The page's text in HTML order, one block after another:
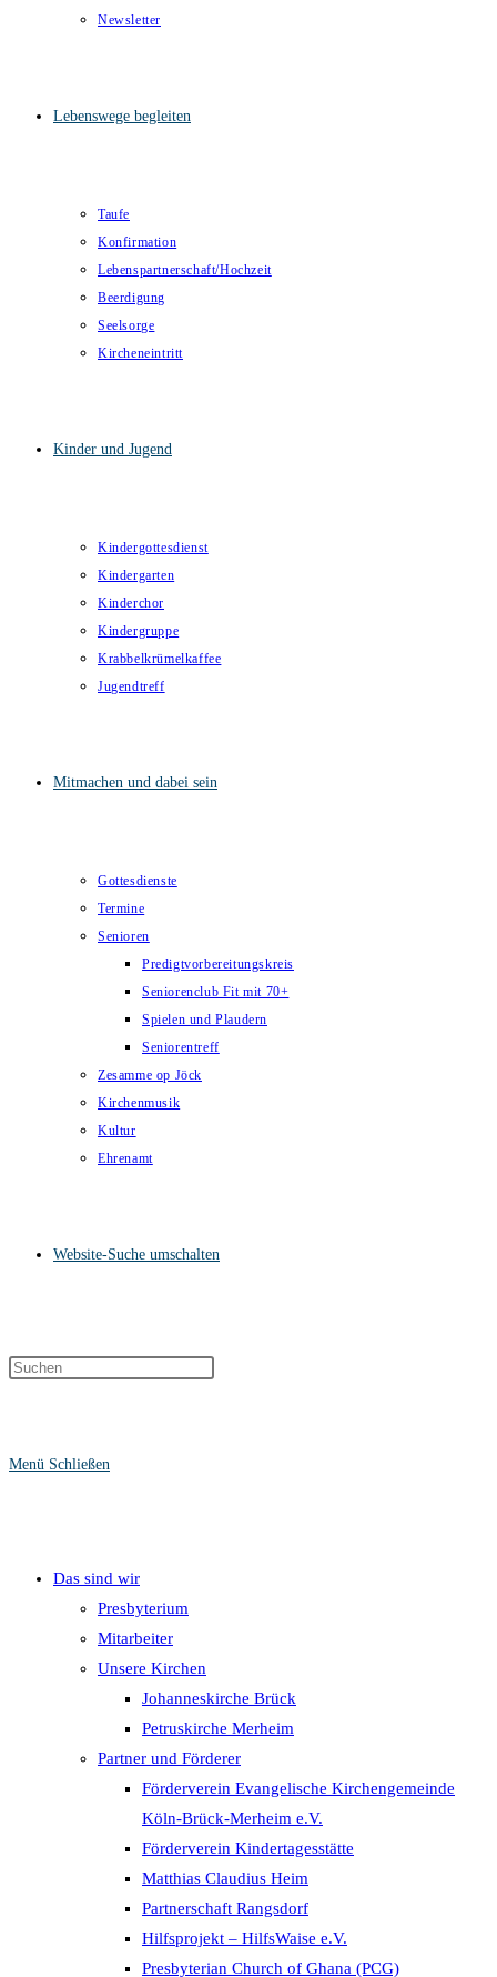
Newsletter
Lebenswege begleiten
Taufe
Konfirmation
Lebenspartnerschaft/Hochzeit
Beerdigung
Seelsorge
Kircheneintritt
Kinder und Jugend
Kindergottesdienst
Kindergarten
Kinderchor
Kindergruppe
Krabbelkrümelkaffee
Jugendtreff
Mitmachen und dabei sein
Gottesdienste
Termine
Senioren
Predigtvorbereitungskreis
Seniorenclub Fit mit 70+
Spielen und Plaudern
Seniorentreff
Zesamme op Jöck
Kirchenmusik
Kultur
Ehrenamt
Website-Suche umschalten
Menü Schließen
Das sind wir
Presbyterium
Mitarbeiter
Unsere Kirchen
Johanneskirche Brück
Petruskirche Merheim
Partner und Förderer
Förderverein Evangelische Kirchengemeinde
Köln-Brück-Merheim e.V.
Förderverein Kindertagesstätte
Matthias Claudius Heim
Partnerschaft Rangsdorf
Hilfsprojekt – HilfsWaise e.V.
Presbyterian Church of Ghana (PCG)